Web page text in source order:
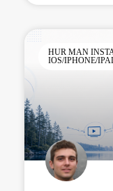
HUR MAN
IOS/IPHONE/